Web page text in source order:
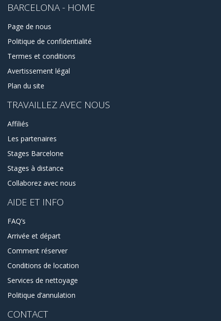
BARCELONA - HOME
Page de nous
Politique de confidentialité
Termes et conditions
Avertissement légal
Plan du site
TRAVAILLEZ AVEC NOUS
Affiliés
Les partenaires
Stages Barcelone
Stages à distance
Collaborez avec nous
AIDE ET INFO
FAQ’s
Arrivée et départ
Comment réserver
Conditions de location
Services de nettoyage
Politique d’annulation
CONTACT